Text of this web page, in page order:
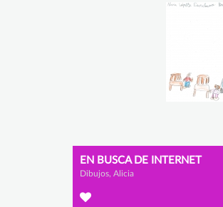
EN BUSCA DE INTERNET
Dibujos, Alicia